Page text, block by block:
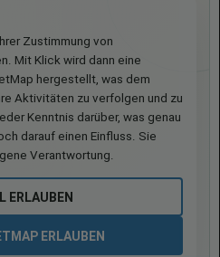
Zustimmung von
Mit Klick wird dann eine
hergestellt, was dem
Aktivitäten zu verfolgen und zu
Kenntnis darüber, was genau
darauf einen Einfluss. Sie
Verantwortung.
ERLAUBEN
ERLAUBEN